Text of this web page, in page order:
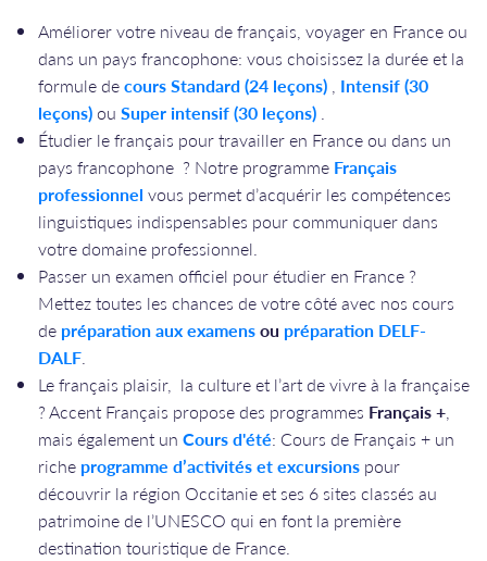
Améliorer votre niveau de français, voyager en France ou
dans un pays francophone: vous choisissez la durée et la
formule decours Standard (24 leçons) , Intensif (30
leçons)ou Super intensif (30 leçons) .
Étudier le français pour travailler en France ou dans un
pays francophone ? Notre programme Français
professionnel vous permet d’acquérir les compétences
linguistiques indispensables pour communiquer dans
votre domaine professionnel.
Passer un examen officiel pour étudier en France ?
Mettez toutes les chances de votre côté avec nos cours
de préparation aux examensou préparation DELF-
DALF.
Le français plaisir, la culture et l’art de vivre à la française
? Accent Français propose des programmes Français +,
mais également un Cours d'été: Cours de Français + un
riche programme d’activités et excursions pour
découvrir la région Occitanie et ses 6 sites classés au
patrimoine de l’UNESCO qui en font la première
destination touristique de France.